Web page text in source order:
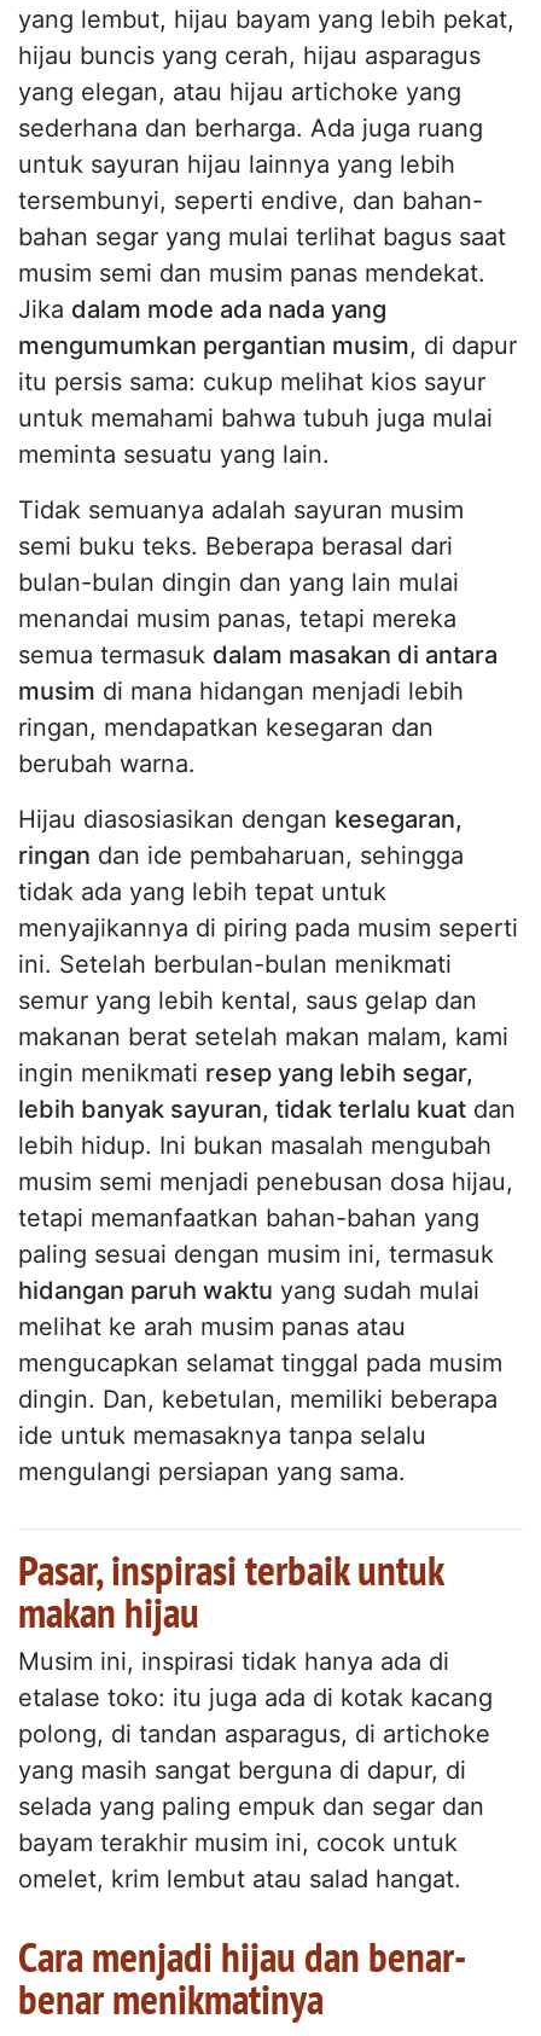
yang lembut, hijau bayam yang lebih pekat,
hijau buncis yang cerah, hijau asparagus
yang elegan, atau hijau artichoke yang
sederhana dan berharga. Ada juga ruang
untuk sayuran hijau lainnya yang lebih
tersembunyi, seperti endive, dan bahan-
bahan segar yang mulai terlihat bagus saat
musim semi dan musim panas mendekat.
Jika dalam mode ada nada yang
mengumumkan pergantian musim, di dapur
itu persis sama: cukup melihat kios sayur
untuk memahami bahwa tubuh juga mulai
meminta sesuatu yang lain.
Tidak semuanya adalah sayuran musim
semi buku teks. Beberapa berasal dari
bulan-bulan dingin dan yang lain mulai
menandai musim panas, tetapi mereka
semua termasuk dalam masakan di antara
musim di mana hidangan menjadi lebih
ringan, mendapatkan kesegaran dan
berubah warna.
Hijau diasosiasikan dengan kesegaran,
ringan dan ide pembaharuan, sehingga
tidak ada yang lebih tepat untuk
menyajikannya di piring pada musim seperti
ini. Setelah berbulan-bulan menikmati
semur yang lebih kental, saus gelap dan
makanan berat setelah makan malam, kami
ingin menikmati resep yang lebih segar,
lebih banyak sayuran, tidak terlalu kuat dan
lebih hidup. Ini bukan masalah mengubah
musim semi menjadi penebusan dosa hijau,
tetapi memanfaatkan bahan-bahan yang
paling sesuai dengan musim ini, termasuk
hidangan paruh waktu yang sudah mulai
melihat ke arah musim panas atau
mengucapkan selamat tinggal pada musim
dingin. Dan, kebetulan, memiliki beberapa
ide untuk memasaknya tanpa selalu
mengulangi persiapan yang sama.
Pasar, inspirasi terbaik untuk
makan hijau
Musim ini, inspirasi tidak hanya ada di
etalase toko: itu juga ada di kotak kacang
polong, di tandan asparagus, di artichoke
yang masih sangat berguna di dapur, di
selada yang paling empuk dan segar dan
bayam terakhir musim ini, cocok untuk
omelet, krim lembut atau salad hangat.
Cara menjadi hijau dan benar-
benar menikmatinya